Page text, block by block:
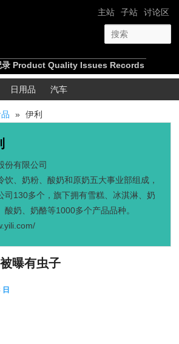
网站导航
主站 子站 讨论区
录 Product Quality Issues Records
日用品 汽车
» 伊利
份有限公司
饮、奶粉、酸奶和原奶五大事业部组成，
司130多个，旗下拥有雪糕、冰淇淋、奶
奶、奶酪等1000多个产品品种。
曝有虫子